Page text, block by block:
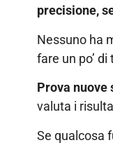
precisione,
Nessuno ha
fare un po’ di
Prova nuove
valuta i
Se qualcosa